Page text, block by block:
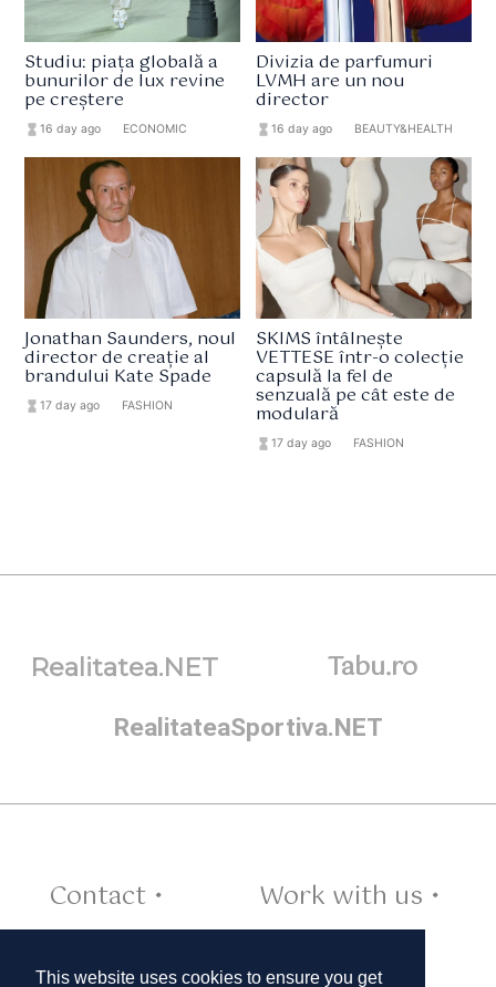
This website uses cookies to ensure you get
Studiu: piața globală a
bunurilor de lux revine
pe creștere
hourglass_full16 day ago ECONOMIC
Divizia de parfumuri
LVMH are un nou
director
hourglass_full 16 day ago BEAUTY&HEALTH
Jonathan Saunders, noul
director de creație al
brandului Kate Spade
hourglass_full17 day ago FASHION
SKIMS întâlnește
VETTESE într-o colecție
capsulă la fel de
senzuală pe cât este de
modulară
hourglass_full 17 day ago FASHION
Realitatea.NET Tabu.ro
RealitateaSportiva.NET
Contact •
Work with us •
Cookies •